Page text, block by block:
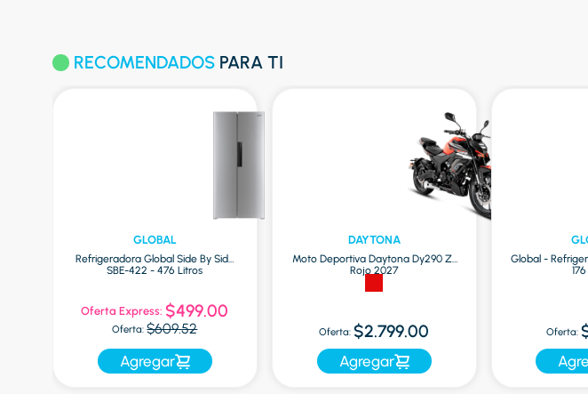
RECOMENDADOS PARA TI
GLOBAL
Refrigeradora Global Side By Side
SBE-422 - 476 Litros
Oferta Express: $499.00
Oferta: $609.52
Agregar
DAYTONA
Moto Deportiva Daytona Dy290 Zr
Rojo 2027
Oferta: $2.799.00
Agregar
Global -
Oferta: